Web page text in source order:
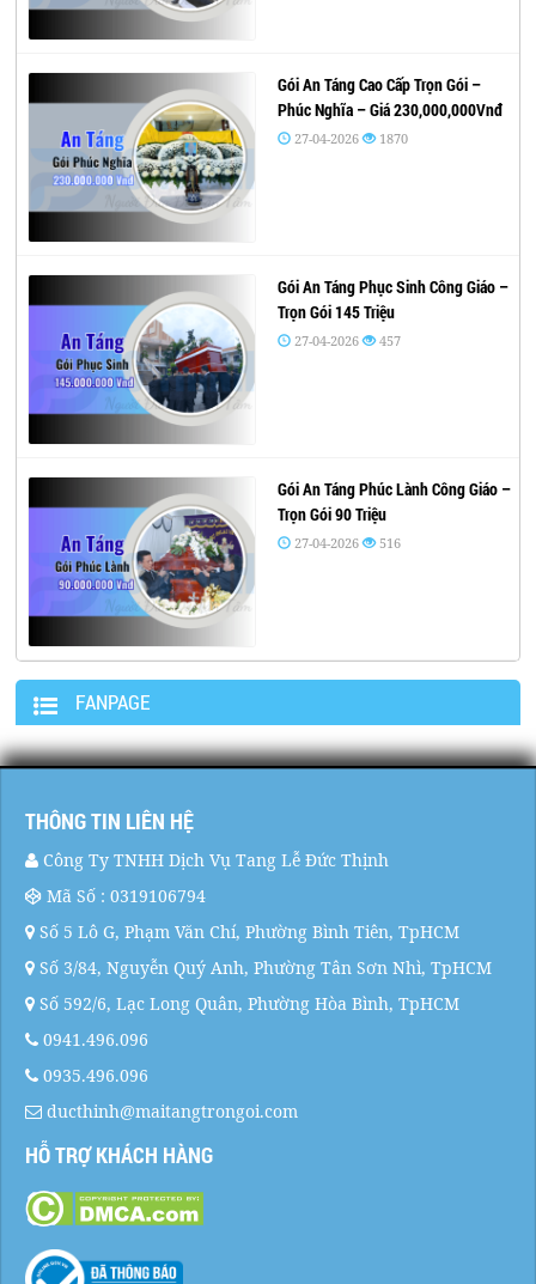
Gói An Táng Cao Cấp Trọn Gói –
Phúc Nghĩa – Giá 230,000,000Vnđ
27-04-2026 1870
Gói An Táng Phục Sinh Công Giáo –
Trọn Gói 145 Triệu
27-04-2026 457
Gói An Táng Phúc Lành Công Giáo –
Trọn Gói 90 Triệu
27-04-2026 516
FANPAGE
THÔNG TIN LIÊN HỆ
Công Ty TNHH Dịch Vụ Tang Lễ Đức Thịnh
Mã Số : 0319106794
Số 5 Lô G, Phạm Văn Chí, Phường Bình Tiên, TpHCM
Số 3/84, Nguyễn Quý Anh, Phường Tân Sơn Nhì, TpHCM
Số 592/6, Lạc Long Quân, Phường Hòa Bình, TpHCM
0941.496.096
0935.496.096
ducthinh@maitangtrongoi.com
HỖ TRỢ KHÁCH HÀNG